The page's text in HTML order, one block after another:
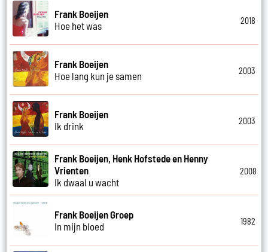
Frank Boeijen
Hoe het was
2018
Frank Boeijen
Hoe lang kun je samen
2003
Frank Boeijen
Ik drink
2003
Frank Boeijen, Henk Hofstede en Henny
Vrienten
Ik dwaal u wacht
2008
Frank Boeijen Groep
In mijn bloed
1982